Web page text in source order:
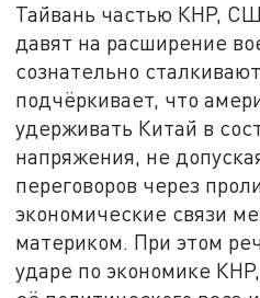
Тайвань частью КНР,
давят на расширение
сознательно
подчёркивает, что
удерживать Китай в
напряжения, не
переговоров через
экономические связи
материком. При этом
ударе по экономике